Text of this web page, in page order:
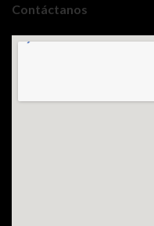
Contáctanos